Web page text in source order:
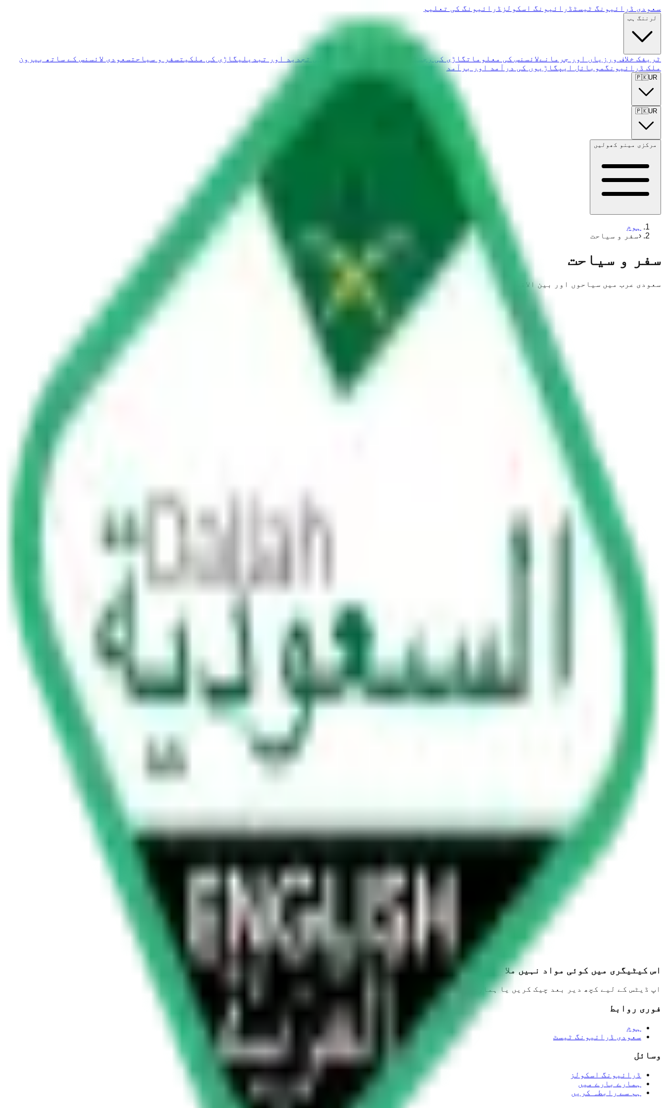
سعودی ڈرائیونگ ٹیسٹ ڈرائیونگ اسکولز ڈرائیونگ کی تعلیم
لرننگ ہب
ٹریفک خلاف ورزیاں اور جرمانےلائسنس کی معلومات گاڑی کی رجسٹریشن اور پلیٹس لائسنس کی تجدید اور تبدیلی گاڑی کی ملکیت سفر و سیاحت سعودی لائسنس کے ساتھ بیرون
ملک ڈرائیونگ موبائل ایپ گاڑیوں کی درآمد اور برآمد
🇵🇰UR
🇵🇰UR
مرکزی مینو کھولیں
ہوم
‹سفر و سیاحت
سفر و سیاحت
سعودی عرب میں سیاحوں اور بین الاقوامی مسافروں کے لیے ڈرائیونگ قوانین اور لائسنس کی معلومات۔
اس کیٹیگری میں کوئی مواد نہیں ملا
اپ ڈیٹس کے لیے کچھ دیر بعد چیک کریں یا ہمارے دیگر وسائل دیکھیں۔
فوری روابط
ہوم
سعودی ڈرائیونگ ٹیسٹ
وسائل
ڈرائیونگ اسکولز
ہمارے بارے میں
ہم سے رابطہ کریں